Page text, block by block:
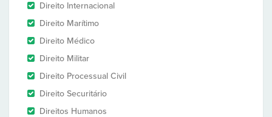
Direito Internacional
Direito Marítimo
Direito Médico
Direito Militar
Direito Processual Civil
Direito Securitário
Direitos Humanos